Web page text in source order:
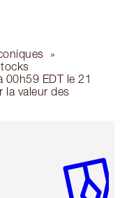
»
00h59 EDT le 21
la valeur des